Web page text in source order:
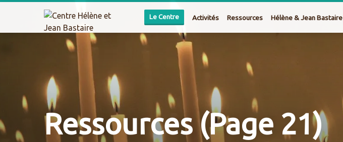
Le Centre Activités Ressources Hélène & Jean Bastaire
Ressources(Page 21)